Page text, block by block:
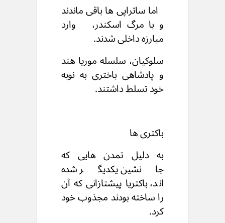
اما ساتراپی ها باقی ماندند
و با مرگ اسکندر، وارد
مبارزه داخلی شدند.
سلوکیان، سلسله موریا هند
و پادشاهی باختری به نوبه
خود تسلط داشتند.
باکتری ها
به دلیل تمدن هایی که
جانشین یکدیگر شده
اند،باکتریا پیشتازانی که آن
را ساخته بودند مجذوب خود
کرد.